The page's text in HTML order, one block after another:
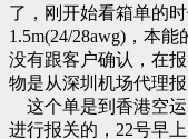
了，刚开始看箱单的
1.5m(24/28awg)，本
没有跟客户确认，在
物是从深圳机场代理报
这个单是到香港空运
进行报关的，22号早